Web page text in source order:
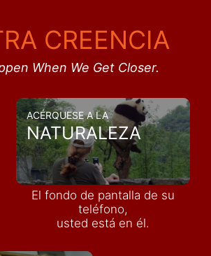
CREENCIA
When We Get Closer.
ACÉRQUESE A LA
NATURALEZA
El fondo de pantalla de su
teléfono,
usted está en él.